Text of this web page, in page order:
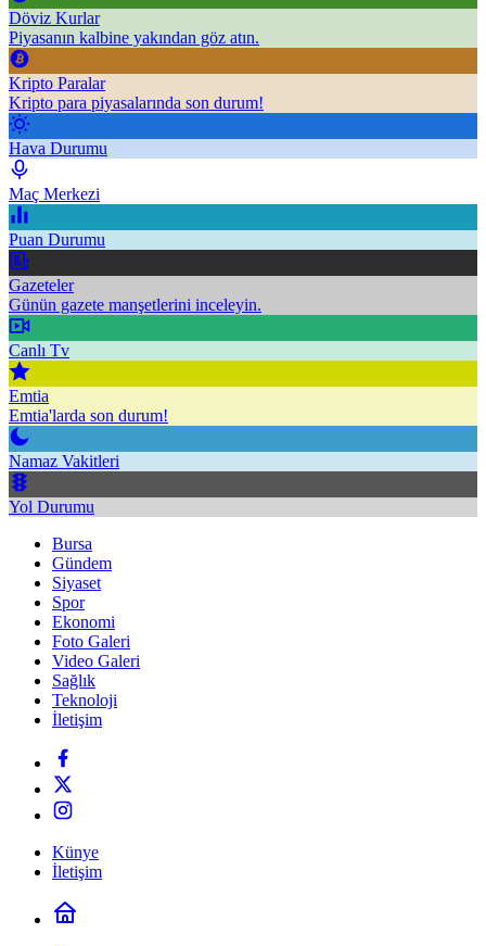
Döviz Kurlar
Piyasanın kalbine yakından göz atın.
Kripto Paralar
Kripto para piyasalarında son durum!
Hava Durumu
Maç Merkezi
Puan Durumu
Gazeteler
Günün gazete manşetlerini inceleyin.
Canlı Tv
Emtia
Emtia'larda son durum!
Namaz Vakitleri
Yol Durumu
Bursa
Gündem
Siyaset
Spor
Ekonomi
Foto Galeri
Video Galeri
Sağlık
Teknoloji
İletişim
Künye
İletişim